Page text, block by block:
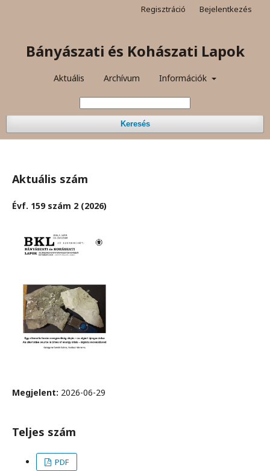
Bányászati és Kohászati Lapok
Aktuális Archívum Információk
Keresés
Regisztráció Bejelentkezés
Aktuális szám
Évf. 159 szám 2 (2026)
Megjelent: 2026-06-29
Teljes szám
PDF